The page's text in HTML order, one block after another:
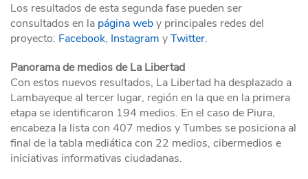
Los resultados de esta segunda fase pueden ser
consultados en la página weby principales redes del
proyecto: Facebook, Instagram yTwitter.
Panorama de medios de La Libertad
Con estos nuevos resultados, La Libertad ha desplazado a
Lambayeque al tercer lugar, región en la que en la primera
etapa se identificaron 194 medios. En el caso de Piura,
encabeza la lista con 407 medios y Tumbes se posiciona al
final de la tabla mediática con 22 medios, cibermedios e
iniciativas informativas ciudadanas.